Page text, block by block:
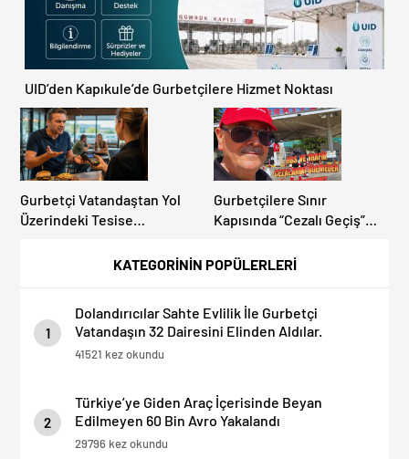
KATEGORİNİN POPÜLERLERİ
1
Dolandırıcılar Sahte Evlilik İle Gurbetçi
Vatandaşın 32 Dairesini Elinden Aldılar.
41521 kez okundu
2
Türkiye’ye Giden Araç İçerisinde Beyan
Edilmeyen 60 Bin Avro Yakalandı
29796 kez okundu
UID’den Kapıkule’de Gurbetçilere Hizmet Noktası
Gurbetçi Vatandaştan Yol
Üzerindeki Tesise
“Hesabınızı Mutlaka Kontrol
Gurbetçilere Sınır
Kapısında “Cezalı Geçiş”
Dışına Çıkamıyor!